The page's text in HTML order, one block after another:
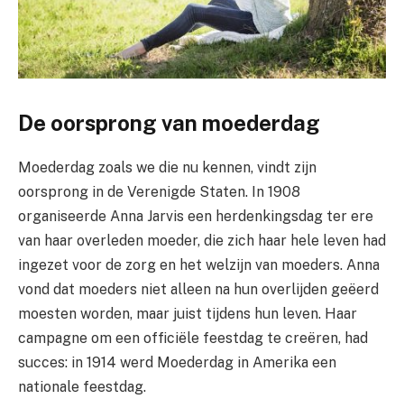
De oorsprong van moederdag
Moederdag zoals we die nu kennen, vindt zijn
oorsprong in de Verenigde Staten. In 1908
organiseerde Anna Jarvis een herdenkingsdag ter ere
van haar overleden moeder, die zich haar hele leven had
ingezet voor de zorg en het welzijn van moeders. Anna
vond dat moeders niet alleen na hun overlijden geëerd
moesten worden, maar juist tijdens hun leven. Haar
campagne om een officiële feestdag te creëren, had
succes: in 1914 werd Moederdag in Amerika een
nationale feestdag.